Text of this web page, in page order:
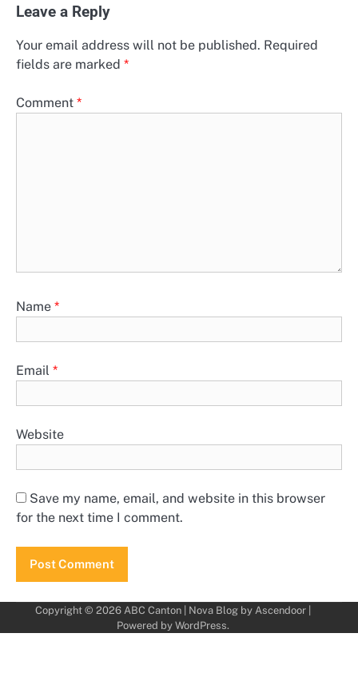
Leave a Reply
Your email address will not be published. Required
fields are marked *
Comment *
Name *
Email *
Website
Save my name, email, and website in this browser
for the next time I comment.
Copyright © 2026 ABC Canton| Nova Blog by Ascendoor|
Powered by WordPress.